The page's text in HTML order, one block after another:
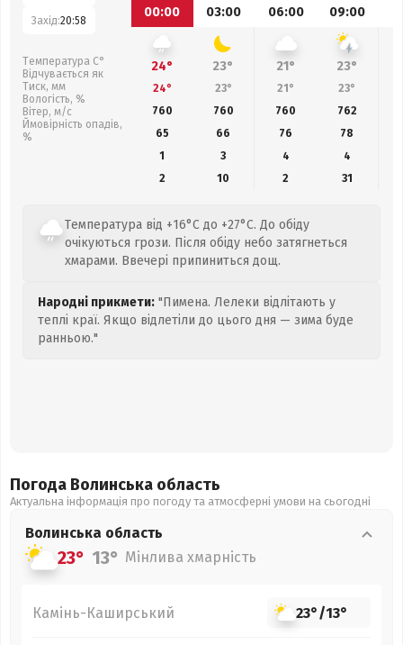
Захід:20:58
Температура С°
Відчувається як
Тиск, мм
Вологість, %
Вітер, м/с
Ймовірність опадів,
%
00:00
03:00 06:00 09:00
24° 23° 21° 23°
24° 23° 21° 23°
760
760 760 762
65
66 76 78
1
3 4
4
2
10 2 31
Температура від +16°C до +27°C. До обіду
очікуються грози. Після обіду небо затягнеться
хмарами. Ввечері припиниться дощ.
Народні прикмети: "Пимена. Лелеки відлітають у
теплі краї. Якщо відлетіли до цього дня — зима буде
ранньою."
Погода Волинська область
Актуальна інформація про погоду та атмосферні умови на сьогодні
Волинська область
23° 13° Мінлива хмарність
Камінь-Каширський 23°/13°